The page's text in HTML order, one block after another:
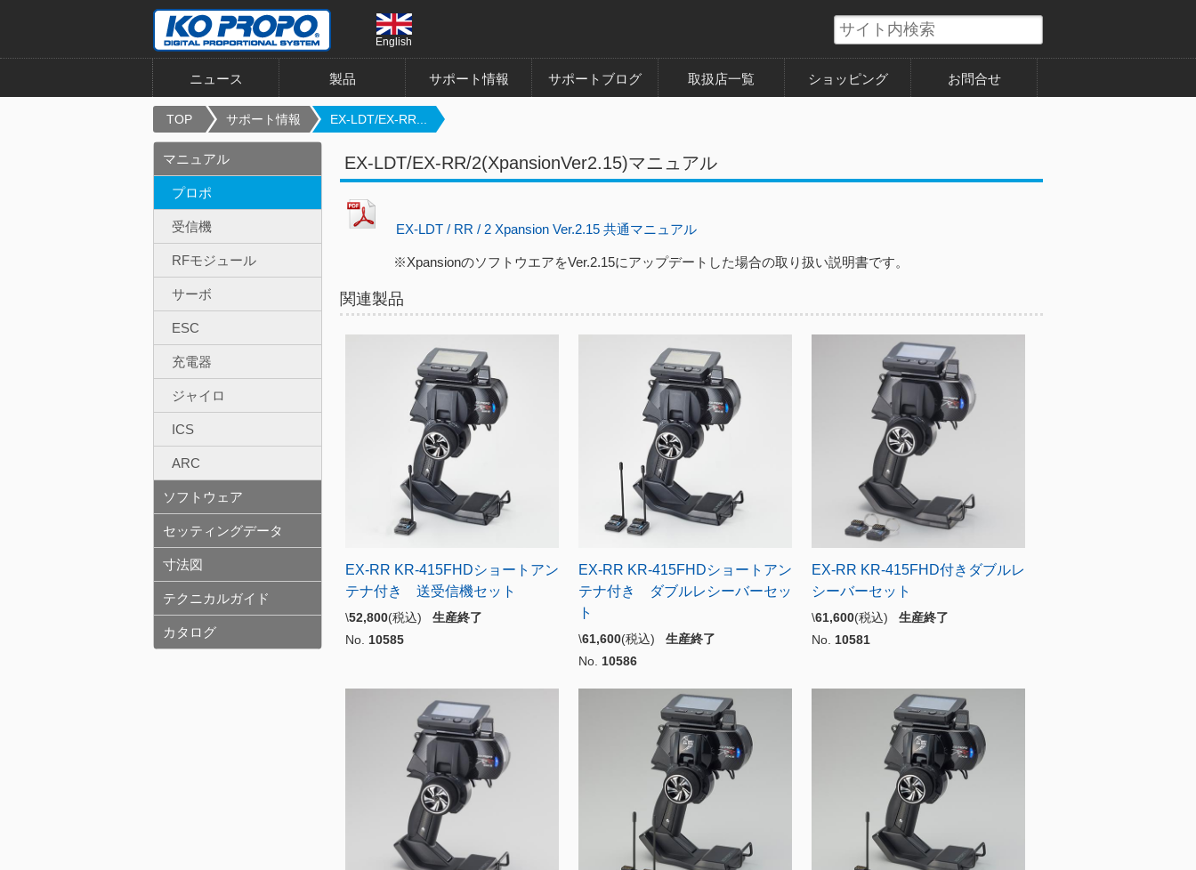
English
ニュース 製品 サポート情報 サポートブログ 取扱店一覧 ショッピング お問合せ
TOP サポート情報 EX-LDT/EX-RR...
EX-LDT/EX-RR/2(XpansionVer2.15)マニュアル
EX-LDT / RR / 2 Xpansion Ver.2.15 共通マニュアル
※XpansionのソフトウエアをVer.2.15にアップデートした場合の取り扱い説明書です。
関連製品
EX-RR KR-415FHDショートアン
テナ付き 送受信機セット
\52,800(税込) 生産終了
No. 10585
EX-RR KR-415FHDショートアン
テナ付き ダブルレシーバーセッ
ト
\61,600(税込) 生産終了
No. 10586
EX-RR KR-415FHD付きダブルレ
シーバーセット
\61,600(税込) 生産終了
No. 10581
マニュアル
プロポ
受信機
RFモジュール
サーボ
ESC
充電器
ジャイロ
ICS
ARC
ソフトウェア
セッティングデータ
寸法図
テクニカルガイド
カタログ